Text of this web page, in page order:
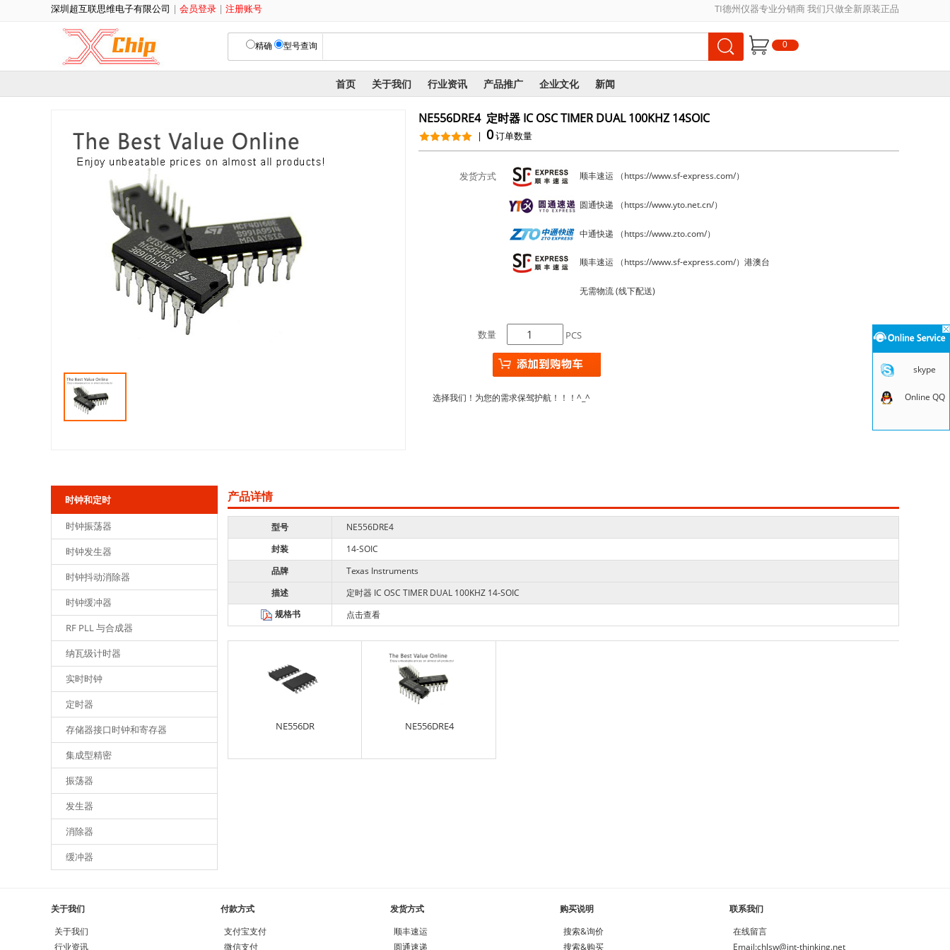
深圳超互联思维电子有限公司 | 会员登录 | 注册账号 TI德州仪器专业分销商 我们只做全新原装正品
精确 型号查询 0
首页 关于我们 行业资讯 产品推广 企业文化 新闻
NE556DRE4 定时器 IC OSC TIMER DUAL 100KHZ 14SOIC
| 0订单数量
发货方式 顺丰速运 （https://www.sf-express.com/）
圆通快递 （https://www.yto.net.cn/）
中通快递 （https://www.zto.com/）
顺丰速运 （https://www.sf-express.com/）港澳台
无需物流 (线下配送)
数量 PCS
选择我们！为您的需求保驾护航！！！^_^
时钟和定时
时钟振荡器
时钟发生器
时钟抖动消除器
时钟缓冲器
RF PLL 与合成器
纳瓦级计时器
实时时钟
定时器
存储器接口时钟和寄存器
集成型精密
振荡器
发生器
消除器
缓冲器
产品详情
型号
NE556DRE4
封装
14-SOIC
品牌
Texas Instruments
描述
定时器 IC OSC TIMER DUAL 100KHZ 14-SOIC
规格书
点击查看
NE556DR NE556DRE4
关于我们
关于我们
行业资讯
付款方式
支付宝支付
微信支付
发货方式
顺丰速运
圆通速递
购买说明
搜索&询价
搜索&购买
联系我们
在线留言
Email:chlsw@int-thinking.net
skype
Online QQ